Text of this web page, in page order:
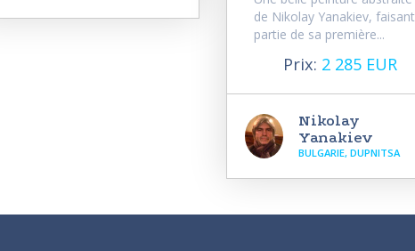
de Nikolay Yanakiev, faisant
partie de sa première...
Prix: 2 285 EUR
Nikolay
Yanakiev
BULGARIE, DUPNITSA